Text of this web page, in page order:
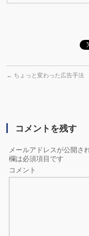
← ちょっと変わった広告手法
コメントを残す
メールアドレスが公開さ
欄は必須項目です
コメント